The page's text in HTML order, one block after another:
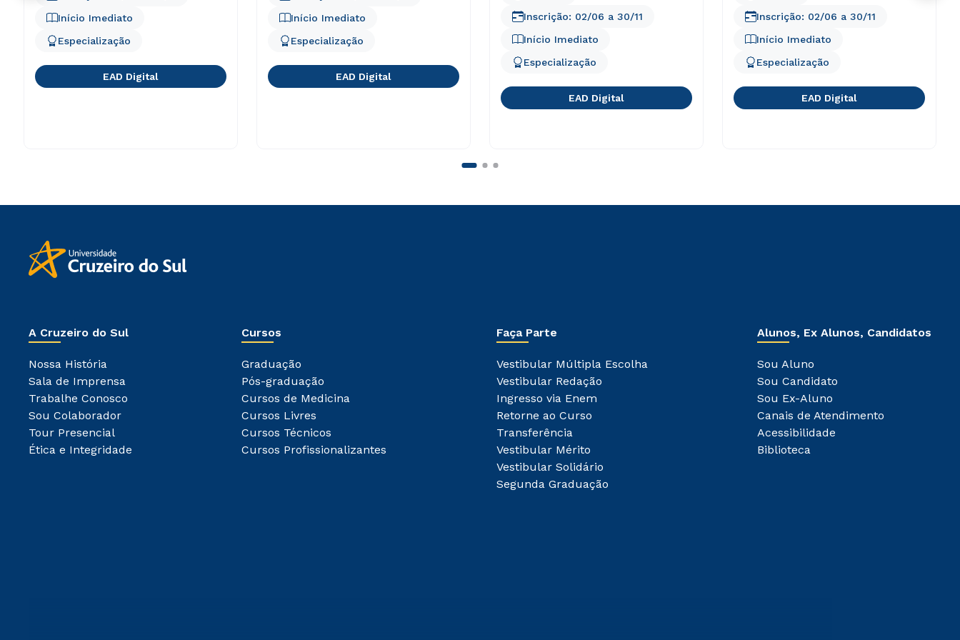
Início Imediato
Especialização
EAD Digital
Início Imediato
Especialização
EAD Digital
Início Imediato
Especialização
Inscrição: 02/06 a 30/11
EAD Digital
Início Imediato
Especialização
Inscrição: 02/06 a 30/11
EAD Digital
A Cruzeiro do Sul
Nossa História
Sala de Imprensa
Trabalhe Conosco
Sou Colaborador
Tour Presencial
Ética e Integridade
Cursos
Graduação
Pós-graduação
Cursos de Medicina
Cursos Livres
Cursos Técnicos
Cursos Profissionalizantes
Faça Parte
Vestibular Múltipla Escolha
Vestibular Redação
Ingresso via Enem
Retorne ao Curso
Transferência
Vestibular Mérito
Vestibular Solidário
Segunda Graduação
Alunos, Ex Alunos, Candidatos
Sou Aluno
Sou Candidato
Sou Ex-Aluno
Canais de Atendimento
Acessibilidade
Biblioteca